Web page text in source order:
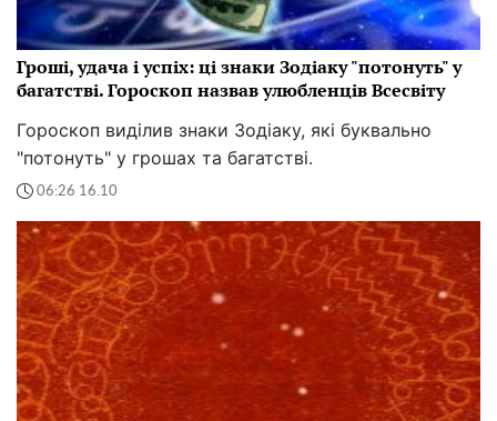
Гроші, удача і успіх: ці знаки Зодіаку "потонуть" у
багатстві. Гороскоп назвав улюбленців Всесвіту
Гороскоп виділив знаки Зодіаку, які буквально
"потонуть" у грошах та багатстві.
06:26 16.10